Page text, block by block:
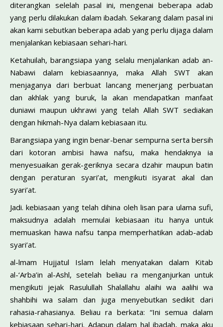
diterangkan selelah pasal ini, mengenai beberapa adab
yang perlu dilakukan dalam ibadah. Sekarang dalam pasal ini
akan kami sebutkan beberapa adab yang perlu dijaga dalam
menjalankan kebiasaan sehari-hari.
Ketahuilah, barangsiapa yang selalu menjalankan adab an-
Nabawi dalam kebiasaannya, maka Allah SWT akan
menjaganya dari berbuat lancang menerjang perbuatan
dan akhlak yang buruk, la akan mendapatkan manfaat
duniawi maupun ukhrawi yang telah Allah SWT sediakan
dengan hikmah-Nya dalam kebiasaan itu.
Barangsiapa yang ingin benar-benar sempurna serta bersih
dari kotoran ambisi hawa nafsu, maka hendaknya ia
menyesuaikan gerak-geriknya secara dzahir maupun batin
dengan peraturan syari’at, mengikuti isyarat akal dan
syari’at.
Jadi. kebiasaan yang telah dihina oleh lisan para ulama sufi,
maksudnya adalah memulai kebiasaan itu hanya untuk
memuaskan hawa nafsu tanpa memperhatikan adab-adab
syari’at.
al-lmam Hujjatul Islam lelah menyatakan dalam Kitab
al-‘Arba’in al-Ashl, setelah beliau ra menganjurkan untuk
mengikuti jejak Rasulullah Shalallahu alaihi wa aalihi wa
shahbihi wa salam dan juga menyebutkan sedikit dari
rahasia-­rahasianya. Beliau ra berkata: “Ini semua dalam
kebiasaan sehari-hari. Adapun dalam hal ibadah, maka aku